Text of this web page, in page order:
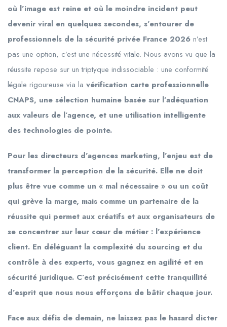
où l’image est reine et où le moindre incident peut
devenir viral en quelques secondes, s’entourer de
professionnels de la sécurité privée France 2026 n’est
pas une option, c’est une nécessité vitale. Nous avons vu que la
réussite repose sur un triptyque indissociable : une conformité
légale rigoureuse via la vérification carte professionnelle
CNAPS, une sélection humaine basée sur l’adéquation
aux valeurs de l’agence, et une utilisation intelligente
des technologies de pointe.
Pour les directeurs d’agences marketing, l’enjeu est de
transformer la perception de la sécurité. Elle ne doit
plus être vue comme un « mal nécessaire » ou un coût
qui grève la marge, mais comme un partenaire de la
réussite qui permet aux créatifs et aux organisateurs de
se concentrer sur leur cœur de métier : l’expérience
client. En déléguant la complexité du sourcing et du
contrôle à des experts, vous gagnez en agilité et en
sécurité juridique. C’est précisément cette tranquillité
d’esprit que nous nous efforçons de bâtir chaque jour.
Face aux défis de demain, ne laissez pas le hasard dicter